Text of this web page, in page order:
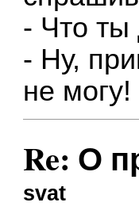
- Что
- Ну,
не могу!
Re: О
svat